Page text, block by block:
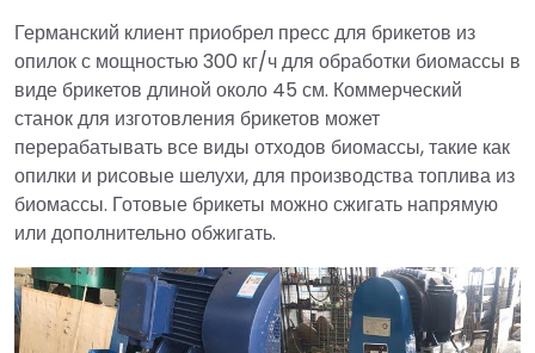
Германский клиент приобрел пресс для брикетов из
опилок с мощностью 300 кг/ч для обработки биомассы в
виде брикетов длиной около 45 см. Коммерческий
станок для изготовления брикетов может
перерабатывать все виды отходов биомассы, такие как
опилки и рисовые шелухи, для производства топлива из
биомассы. Готовые брикеты можно сжигать напрямую
или дополнительно обжигать.